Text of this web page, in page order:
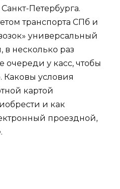
Петербурга.
транспорта СПб и
универсальный
несколько раз
у касс, чтобы
Каковы условия
картой
и как
проездной,